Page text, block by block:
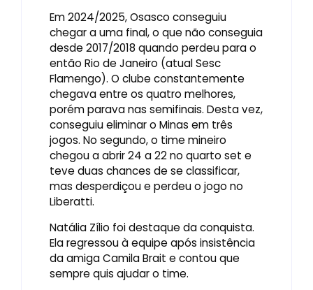
Em 2024/2025, Osasco conseguiu
chegar a uma final, o que não conseguia
desde 2017/2018 quando perdeu para o
então Rio de Janeiro (atual Sesc
Flamengo). O clube constantemente
chegava entre os quatro melhores,
porém parava nas semifinais. Desta vez,
conseguiu eliminar o Minas em três
jogos. No segundo, o time mineiro
chegou a abrir 24 a 22 no quarto set e
teve duas chances de se classificar,
mas desperdiçou e perdeu o jogo no
Liberatti.
Natália Zílio foi destaque da conquista.
Ela regressou à equipe após insistência
da amiga Camila Brait e contou que
sempre quis ajudar o time.